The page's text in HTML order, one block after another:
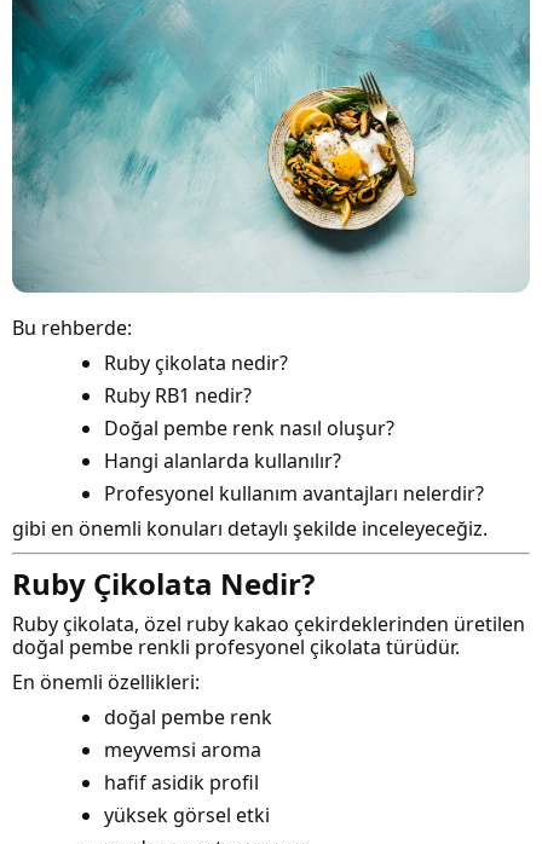
Bu rehberde:
Ruby çikolata nedir?
Ruby RB1 nedir?
Doğal pembe renk nasıl oluşur?
Hangi alanlarda kullanılır?
Profesyonel kullanım avantajları nelerdir?
gibi en önemli konuları detaylı şekilde inceleyeceğiz.
Ruby Çikolata Nedir?
Ruby çikolata, özel ruby kakao çekirdeklerinden üretilen
doğal pembe renkli profesyonel çikolata türüdür.
En önemli özellikleri:
doğal pembe renk
meyvemsi aroma
hafif asidik profil
yüksek görsel etki